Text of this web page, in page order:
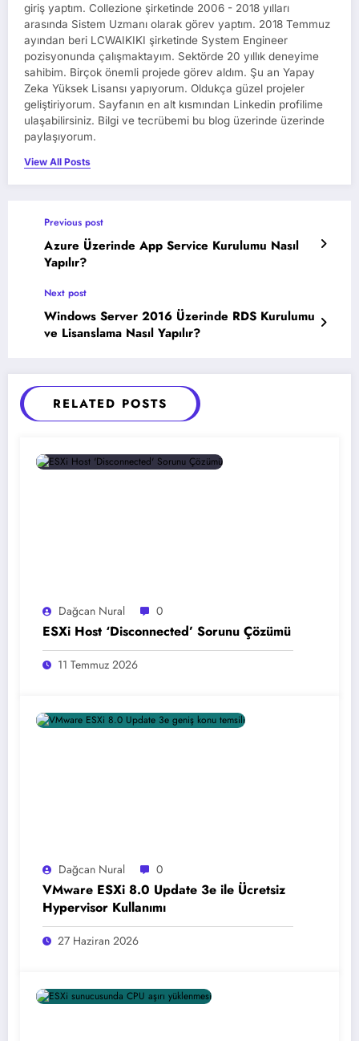
giriş yaptım. Collezione şirketinde 2006 - 2018 yılları
arasında Sistem Uzmanı olarak görev yaptım. 2018 Temmuz
ayından beri LCWAIKIKI şirketinde System Engineer
pozisyonunda çalışmaktayım. Sektörde 20 yıllık deneyime
sahibim. Birçok önemli projede görev aldım. Şu an Yapay
Zeka Yüksek Lisansı yapıyorum. Oldukça güzel projeler
geliştiriyorum. Sayfanın en alt kısmından Linkedin profilime
ulaşabilirsiniz. Bilgi ve tecrübemi bu blog üzerinde üzerinde
paylaşıyorum.
View All Posts
Previous post
Azure Üzerinde App Service Kurulumu Nasıl
Yapılır?
Next post
Windows Server 2016 Üzerinde RDS Kurulumu
ve Lisanslama Nasıl Yapılır?
RELATED POSTS
Dağcan Nural 0
ESXi Host ‘Disconnected’ Sorunu Çözümü
11 Temmuz 2026
Dağcan Nural 0
VMware ESXi 8.0 Update 3e ile Ücretsiz
Hypervisor Kullanımı
27 Haziran 2026